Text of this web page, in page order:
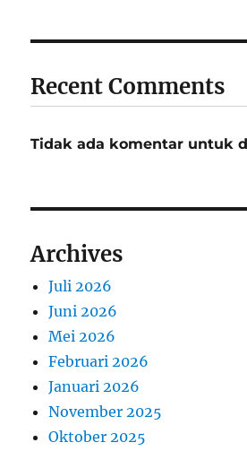
Recent Comments
Tidak ada komentar untuk
Archives
Juli 2026
Juni 2026
Mei 2026
Februari 2026
Januari 2026
November 2025
Oktober 2025